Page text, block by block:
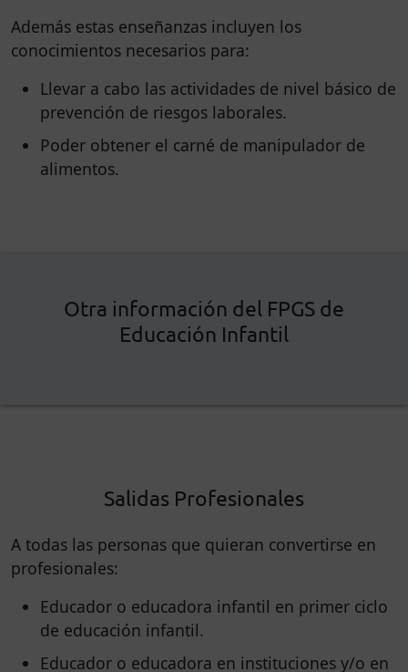
Además estas enseñanzas incluyen los
conocimientos necesarios para:
Llevar a cabo las actividades de nivel básico de
prevención de riesgos laborales.
Poder obtener el carné de manipulador de
alimentos.
Otra información del FPGS de
Educación Infantil
Salidas Profesionales
A todas las personas que quieran convertirse en
profesionales:
Educador o educadora infantil en primer ciclo
de educación infantil.
Educador o educadora en instituciones y/o en